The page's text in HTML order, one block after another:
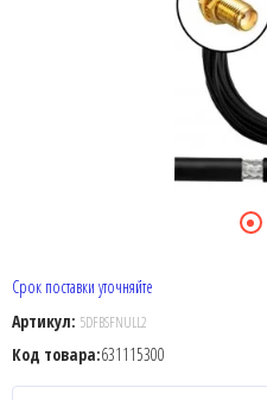
Срок поставки уточняйте
Артикул: 5DFBSFNULL2
Код товара:631115300